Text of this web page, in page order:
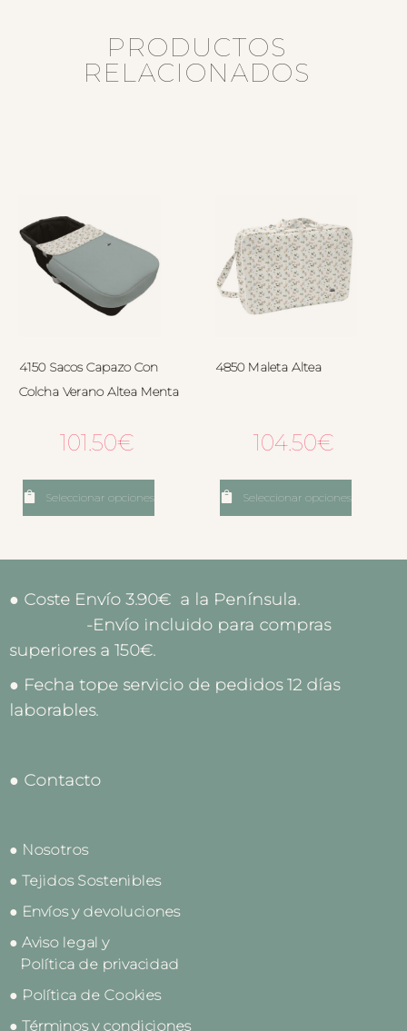
PRODUCTOS
RELACIONADOS
4150 Sacos Capazo Con
Colcha Verano Altea Menta
101.50€
Seleccionar opciones
4850 Maleta Altea
104.50€
Seleccionar opciones
● Coste Envío 3.90€ a la Península.
-Envío incluido para compras
superiores a 150€.
● Fecha tope servicio de pedidos 12 días
laborables.
● Contacto
● Nosotros
● Tejidos Sostenibles
● Envíos y devoluciones
● Aviso legal y
Política de privacidad
● Política de Cookies
● Términos y condiciones